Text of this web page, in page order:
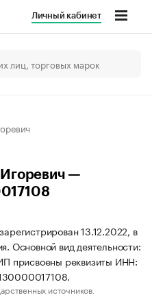
Личный кабинет
—
13.12.2022, в
Основной вид деятельности:
присвоены реквизиты ИНН:
источников.